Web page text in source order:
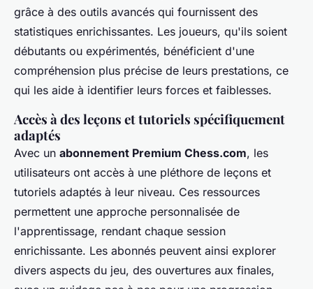
grâce à des outils avancés qui fournissent des
statistiques enrichissantes. Les joueurs, qu'ils soient
débutants ou expérimentés, bénéficient d'une
compréhension plus précise de leurs prestations, ce
qui les aide à identifier leurs forces et faiblesses.
Accès à des leçons et tutoriels spécifiquement
adaptés
Avec un abonnement Premium Chess.com, les
utilisateurs ont accès à une pléthore de leçons et
tutoriels adaptés à leur niveau. Ces ressources
permettent une approche personnalisée de
l'apprentissage, rendant chaque session
enrichissante. Les abonnés peuvent ainsi explorer
divers aspects du jeu, des ouvertures aux finales,